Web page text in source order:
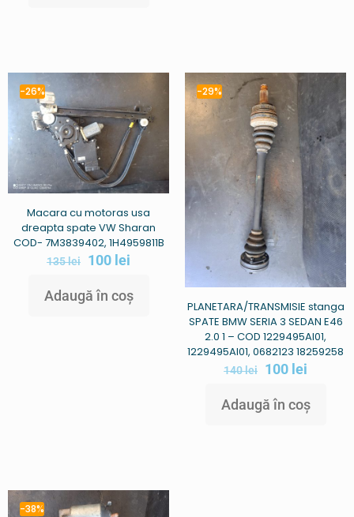
-26%
Macara cu motoras usa
dreapta spate VW Sharan
COD- 7M3839402, 1H4959811B
135lei 100 lei
Adaugă în coș
-29%
PLANETARA/TRANSMISIE stanga
SPATE BMW SERIA 3 SEDAN E46
2.0 1 – COD 1229495AI01,
1229495AI01, 0682123 18259258
140lei 100 lei
Adaugă în coș
-38%